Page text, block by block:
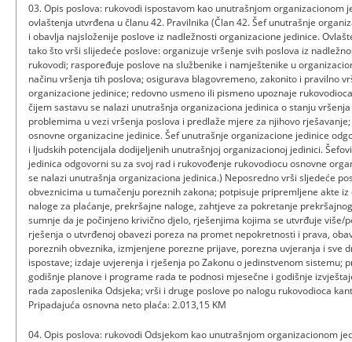
03. Opis poslova: rukovodi ispostavom kao unutrašnjom organizacionom
ovlaštenja utvrđena u članu 42. Pravilnika (Član 42. Šef unutrašnje
i obavlja najsloženije poslove iz nadležnosti organizacione jedinice.
tako što vrši slijedeće poslove: organizuje vršenje svih poslova iz
rukovodi; raspoređuje poslove na službenike i namještenike u
načinu vršenja tih poslova; osigurava blagovremeno, zakonito i pravilno
organizacione jedinice; redovno usmeno ili pismeno upoznaje
čijem sastavu se nalazi unutrašnja organizaciona jedinica o stanju
problemima u vezi vršenja poslova i predlaže mjere za njihovo
osnovne organizacine jedinice. Šef unutrašnje organizacione jedinice
i ljudskih potencijala dodijeljenih unutrašnjoj organizacionoj jedinici.
jedinica odgovorni su za svoj rad i rukovođenje rukovodiocu osnovne
se nalazi unutrašnja organizaciona jedinica.) Neposredno vrši sljedeće
obveznicima u tumačenju poreznih zakona; potpisuje pripremljene akte
naloge za plaćanje, prekršajne naloge, zahtjeve za pokretanje
sumnje da je počinjeno krivično djelo, rješenjima kojima se utvrđuje više/
rješenja o utvrđenoj obavezi poreza na promet nepokretnosti i prava,
poreznih obveznika, izmjenjene porezne prijave, porezna uvjeranja i sve
ispostave; izdaje uvjerenja i rješenja po Zakonu o jedinstvenom sistemu;
godišnje planove i programe rada te podnosi mjesečne i godišnje
rada zaposlenika Odsjeka; vrši i druge poslove po nalogu rukovodioca
Pripadajuća osnovna neto plaća: 2.013,15 KM
04. Opis poslova: rukovodi Odsjekom kao unutrašnjom organizacionom